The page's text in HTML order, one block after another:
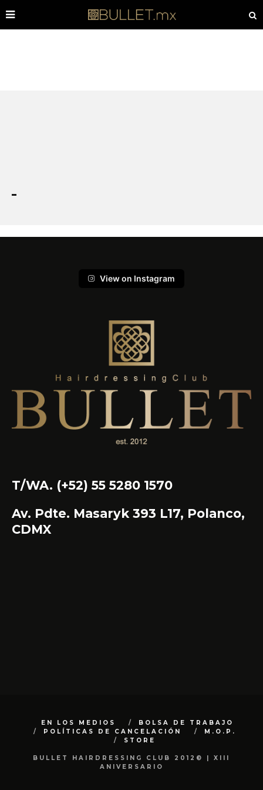
View on Instagram
T/WA. (+52) 55 5280 1570
Av. Pdte. Masaryk 393 L17, Polanco,
CDMX
EN LOS MEDIOS
BOLSA DE TRABAJO
POLÍTICAS DE CANCELACIÓN
M.O.P.
STORE
BULLET HAIRDRESSING CLUB 2012© | XIII
ANIVERSARIO